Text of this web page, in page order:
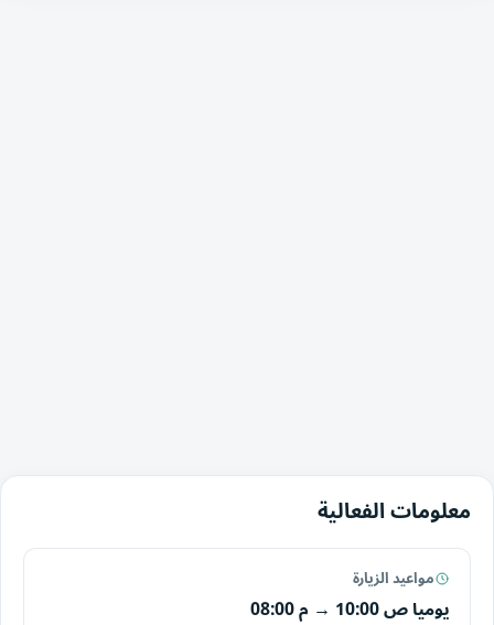
معلومات الفعالية
مواعيد الزيارة
يوميا10:00 ص → 08:00 م